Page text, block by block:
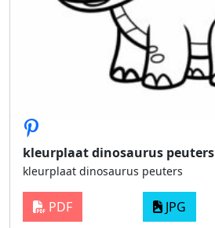
kleurplaat dinosaurus peuters
kleurplaat dinosaurus peuters
PDF JPG